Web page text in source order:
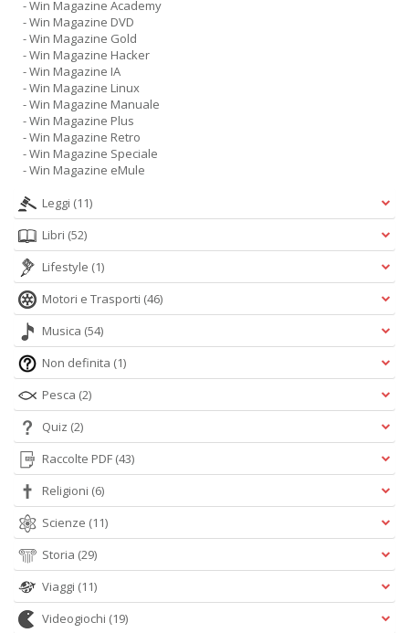
- Win Magazine Academy
- Win Magazine DVD
- Win Magazine Gold
- Win Magazine Hacker
- Win Magazine IA
- Win Magazine Linux
- Win Magazine Manuale
- Win Magazine Plus
- Win Magazine Retro
- Win Magazine Speciale
- Win Magazine eMule
Leggi (11)
Libri (52)
Lifestyle (1)
Motori e Trasporti (46)
Musica (54)
Non definita (1)
Pesca (2)
Quiz (2)
Raccolte PDF (43)
Religioni (6)
Scienze (11)
Storia (29)
Viaggi (11)
Videogiochi (19)